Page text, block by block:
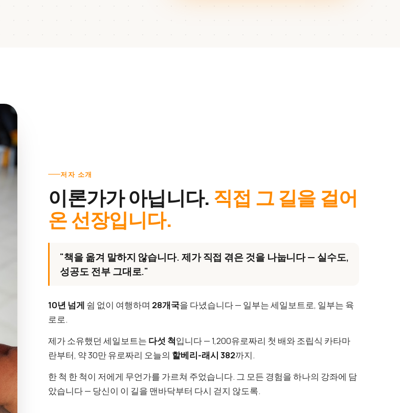
저자 소개
이론가가 아닙니다. 직접 그 길을 걸어
온 선장입니다.
"책을 옮겨 말하지 않습니다. 제가 직접 겪은 것을 나눕니다 — 실수도,
성공도 전부 그대로."
10년 넘게 쉼 없이 여행하며 28개국을 다녔습니다 — 일부는 세일보트로, 일부는 육
로로.
제가 소유했던 세일보트는 다섯 척입니다 — 1,200유로짜리 첫 배와 조립식 카타마
란부터, 약 30만 유로짜리 오늘의 할베리-래시 382까지.
한 척 한 척이 저에게 무언가를 가르쳐 주었습니다. 그 모든 경험을 하나의 강좌에 담
았습니다 — 당신이 이 길을 맨바닥부터 다시 걷지 않도록.